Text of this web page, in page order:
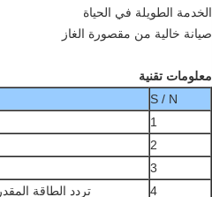
الخدمة الطويلة في الحياة
صيانة خالية من مقصورة الغاز
معلومات تقنية
S / N
1
2
3
4
تردد الطاقة المقدرة